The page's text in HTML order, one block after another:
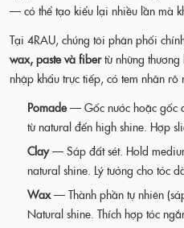
— có thể tạo kiểu lại nhiều lần mà
Tại 4RAU, chúng tôi phân phối
wax, paste và fibertừ những
nhập khẩu trực tiếp, có tem nhãn
Pomade— Gốc nước hoặc gốc
từ natural đến high shine. Hợp
Clay— Sáp đất sét. Hold
natural shine. Lý tưởng cho tóc
Wax— Thành phần tự nhiên
Natural shine. Thích hợp tóc